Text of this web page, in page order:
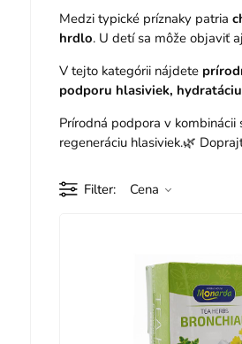
Medzi typické príznaky patria
hrdlo. U detí sa môže objaviť
V tejto kategórii nájdete
podporu hlasiviek,
Prírodná podpora v kombinácii
regeneráciu hlasiviek.🌿
Filter Cena